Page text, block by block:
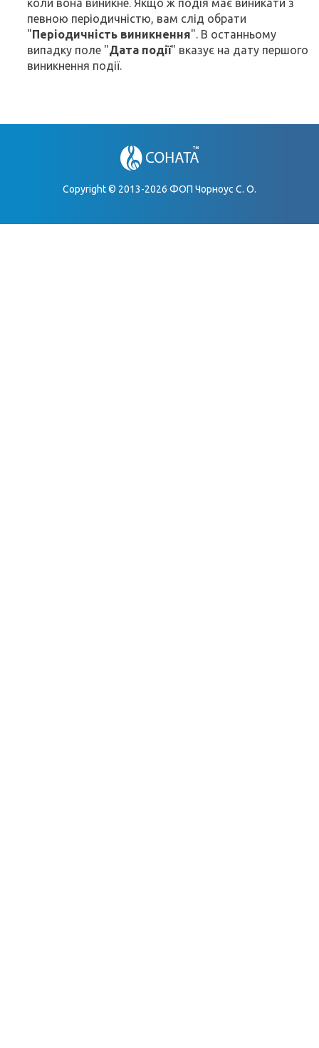
коли вона виникне. Якщо ж подія має виникати з
певною періодичністю, вам слід обрати
"Періодичність виникнення". В останньому
випадку поле "Дата події" вказує на дату першого
виникнення події.
Copyright © 2013-2026 ФОП Чорноус С. О.